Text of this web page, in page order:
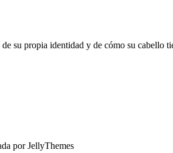
su propia identidad y de cómo su cabello
por JellyThemes